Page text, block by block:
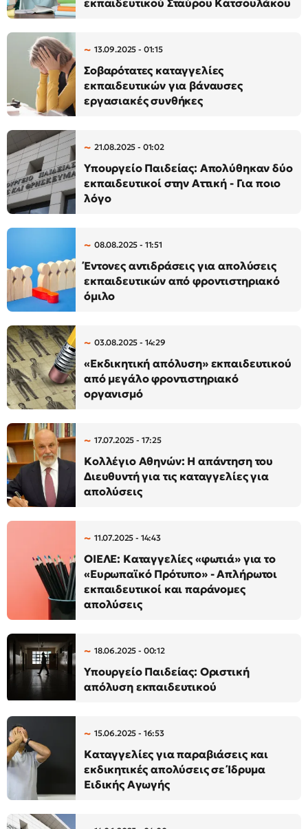
εκπαιδευτικού Σταύρου Κατσουλάκου
13.09.2025 - 01:15
Σοβαρότατες καταγγελίες
εκπαιδευτικών για βάναυσες
εργασιακές συνθήκες
21.08.2025 - 01:02
Υπουργείο Παιδείας: Απολύθηκαν δύο
εκπαιδευτικοί στην Αττική - Για ποιο
λόγο
08.08.2025 - 11:51
Έντονες αντιδράσεις για απολύσεις
εκπαιδευτικών από φροντιστηριακό
όμιλο
03.08.2025 - 14:29
«Εκδικητική απόλυση» εκπαιδευτικού
από μεγάλο φροντιστηριακό
οργανισμό
17.07.2025 - 17:25
Κολλέγιο Αθηνών: Η απάντηση του
Διευθυντή για τις καταγγελίες για
απολύσεις
11.07.2025 - 14:43
ΟΙΕΛΕ: Καταγγελίες «φωτιά» για το
«Ευρωπαϊκό Πρότυπο» - Απλήρωτοι
εκπαιδευτικοί και παράνομες
απολύσεις
18.06.2025 - 00:12
Υπουργείο Παιδείας: Οριστική
απόλυση εκπαιδευτικού
15.06.2025 - 16:53
Καταγγελίες για παραβιάσεις και
εκδικητικές απολύσεις σε Ίδρυμα
Ειδικής Αγωγής